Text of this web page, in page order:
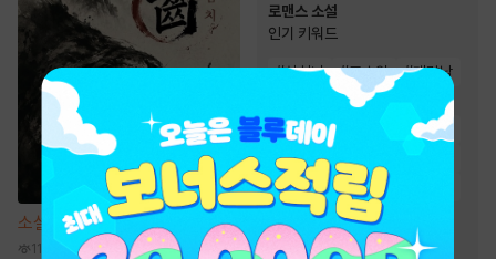
소설 검치
11.9만
로맨스 소설
인기 키워드
#상처녀 #고수위 #계략남
#왕족/귀족
#순진녀 #집착남
#직진남 #능력남
#상처남 #첫사랑
순정남 #몸정>맘정
#
소유욕/집착 #재회물